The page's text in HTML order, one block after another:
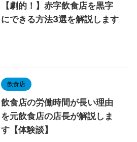
【劇的！】赤字飲食店を黒字
にできる方法3選を解説します
飲食店
飲食店の労働時間が長い理由
を元飲食店の店長が解説しま
す【体験談】